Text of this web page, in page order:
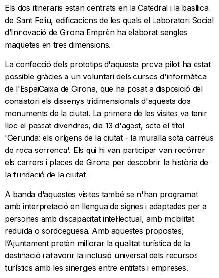
Els dos itineraris estan centrats en la Catedral i la basílica
de Sant Feliu, edificacions de les quals el Laboratori Social
d’Innovació de Girona Emprèn ha elaborat sengles
maquetes en tres dimensions.
La confecció dels prototips d'aquesta prova pilot ha estat
possible gràcies a un voluntari dels cursos d'informàtica
de l'EspaiCaixa de Girona, que ha posat a disposició del
consistori els dissenys tridimensionals d'aquests dos
monuments de la ciutat. La primera de les visites va tenir
lloc el passat divendres, dia 13 d'agost, sota el títol
'Gerunda: els orígens de la ciutat - la muralla sota carreus
de roca sorrenca'. Els qui hi van participar van recórrer
els carrers i places de Girona per descobrir la història de
la fundació de la ciutat.
A banda d'aquestes visites també se n'han programat
amb interpretació en llengua de signes i adaptades per a
persones amb discapacitat intel·lectual, amb mobilitat
reduïda o sordceguesa. Amb aquestes propostes,
l’Ajuntament pretén millorar la qualitat turística de la
destinació i afavorir la inclusió universal dels recursos
turístics amb les sinergies entre entitats i empreses.